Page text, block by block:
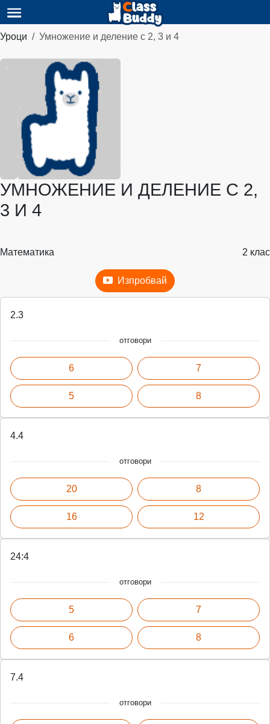
Уроци Умножение и деление с 2, 3 и 4
УМНОЖЕНИЕ И ДЕЛЕНИЕ С 2,
3 И 4
Математика 2 клас
Изпробвай
2.3
отговори
6
5
7
8
4.4
отговори
20
16
8
12
24:4
отговори
5
6
7
8
7.4
отговори